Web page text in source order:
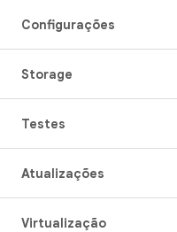
Configurações
Storage
Testes
Atualizações
Virtualização